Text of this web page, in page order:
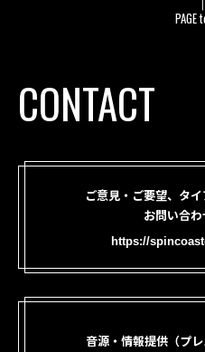
PAGE
CONTACT
ご意見・ご要望、タ
お問い合
https://
音源・情報提供（プ